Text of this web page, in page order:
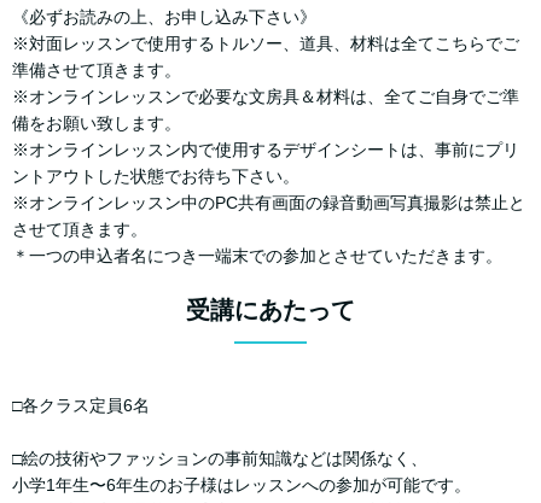
《必ずお読みの上、お申し込み下さい》
※対面レッスンで使用するトルソー、道具、材料は全てこちらでご
準備させて頂きます。
※オンラインレッスンで必要な文房具＆材料は、全てご自身でご準
備をお願い致します。
※オンラインレッスン内で使用するデザインシートは、事前にプリ
ントアウトした状態でお待ち下さい。
※オンラインレッスン中のPC共有画面の録音動画写真撮影は禁止と
させて頂きます。
＊一つの申込者名につき一端末での参加とさせていただきます。
受講にあたって
□各クラス定員6名
□絵の技術やファッションの事前知識などは関係なく、
小学1年生〜6年生のお子様はレッスンへの参加が可能です。